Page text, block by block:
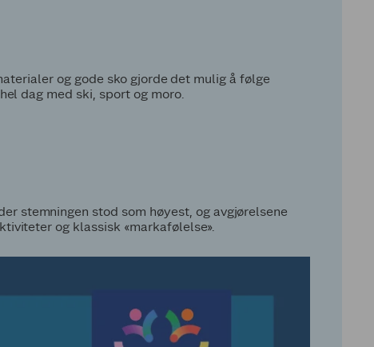
og gode sko gjorde det mulig å følge
dag med ski, sport og moro.
stemningen stod som høyest, og avgjørelsene
og klassisk «markafølelse».